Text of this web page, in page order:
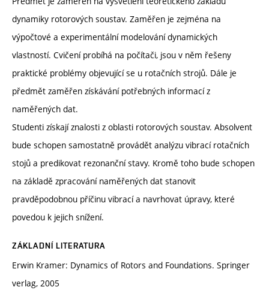
dynamiky rotorových soustav. Zaměřen je zejména na
výpočtové a experimentální modelování dynamických
vlastností. Cvičení probíhá na počítači, jsou v něm řešeny
praktické problémy objevující se u rotačních strojů. Dále je
předmět zaměřen získávání potřebných informací z
naměřených dat.
Studenti získají znalosti z oblasti rotorových soustav. Absolvent
bude schopen samostatně provádět analýzu vibrací rotačních
stojů a predikovat rezonanční stavy. Kromě toho bude schopen
na základě zpracování naměřených dat stanovit
pravděpodobnou příčinu vibrací a navrhovat úpravy, které
povedou k jejich snížení.
ZÁKLADNÍ LITERATURA
Erwin Kramer: Dynamics of Rotors and Foundations. Springer
verlag, 2005